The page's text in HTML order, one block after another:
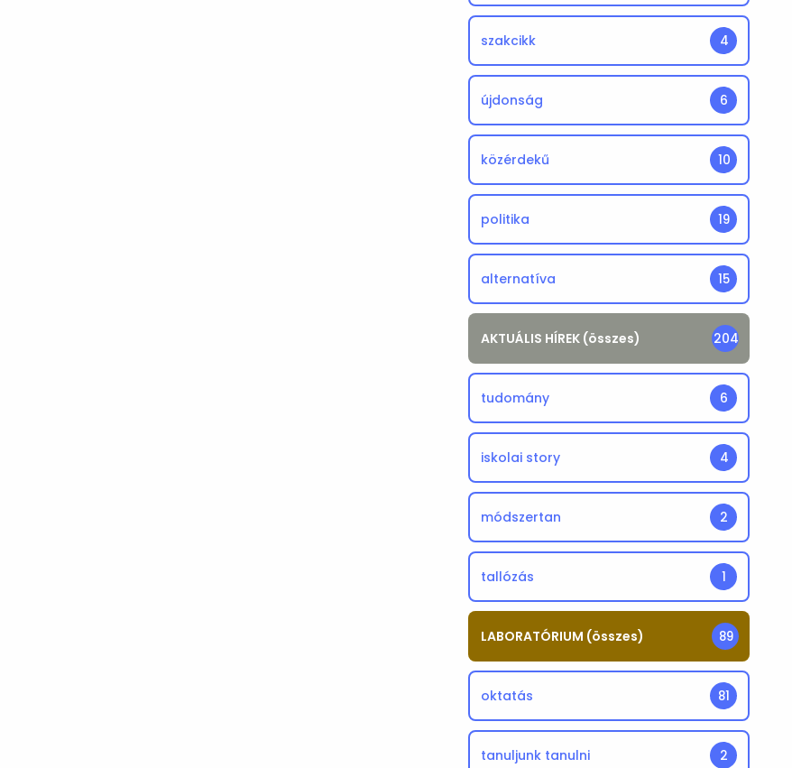
szakcikk 4
újdonság 6
közérdekű 10
politika 19
alternatíva 15
AKTUÁLIS HÍREK (összes) 204
tudomány 6
iskolai story 4
módszertan 2
tallózás 1
LABORATÓRIUM (összes) 89
oktatás 81
tanuljunk tanulni 2